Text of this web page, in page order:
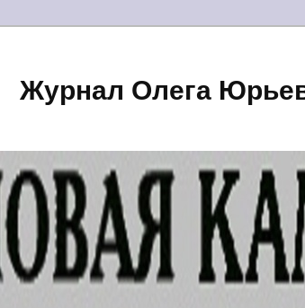
Журнал Олега